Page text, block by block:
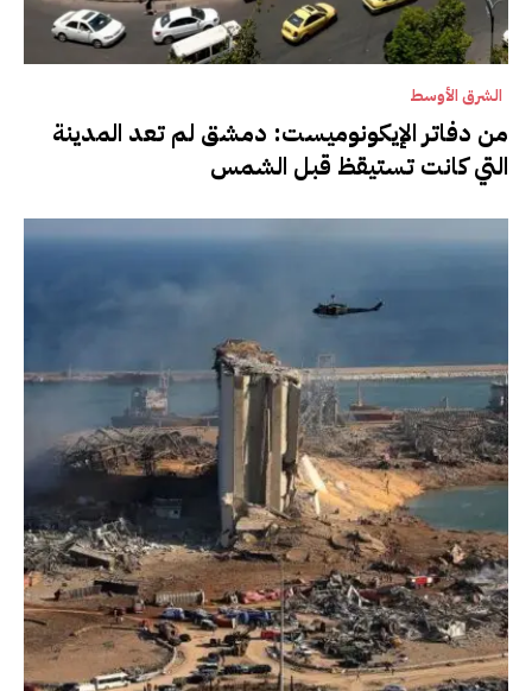
الشرق الأوسط
من دفاتر الإيكونوميست: دمشق لم تعد المدينة
التي كانت تستيقظ قبل الشمس